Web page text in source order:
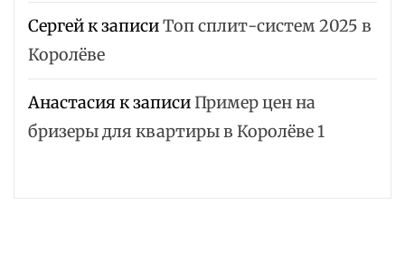
Сергейк записиТоп сплит-систем 2025 в
Королёве
Анастасия к записиПример цен на
бризеры для квартиры в Королёве 1